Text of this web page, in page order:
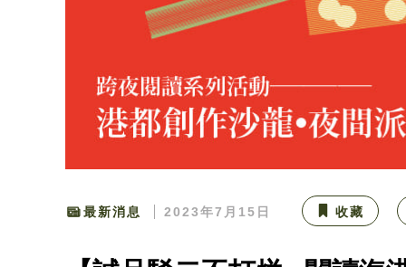
最新消息 2023年7月15日 收藏